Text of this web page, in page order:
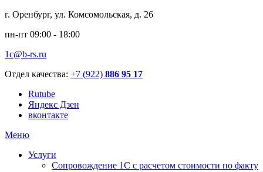
г. Оренбург, ул. Комсомольская, д. 26
пн-пт 09:00 - 18:00
1c@b-rs.ru
Отдел качества: +7 (922) 886 95 17
Rutube
Яндекс Дзен
вконтакте
Меню
Услуги
Сопровождение 1С с расчетом стоимости по факту